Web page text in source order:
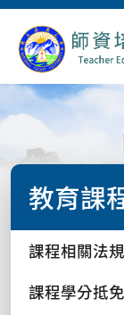
教育課
課程相關法規
課程學分抵免